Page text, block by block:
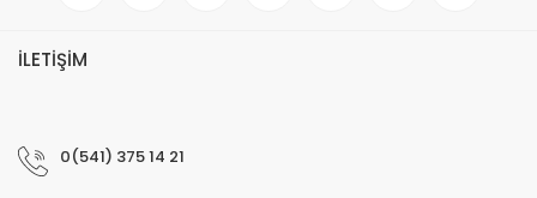
İLETİŞİM
0(541) 375 14 21